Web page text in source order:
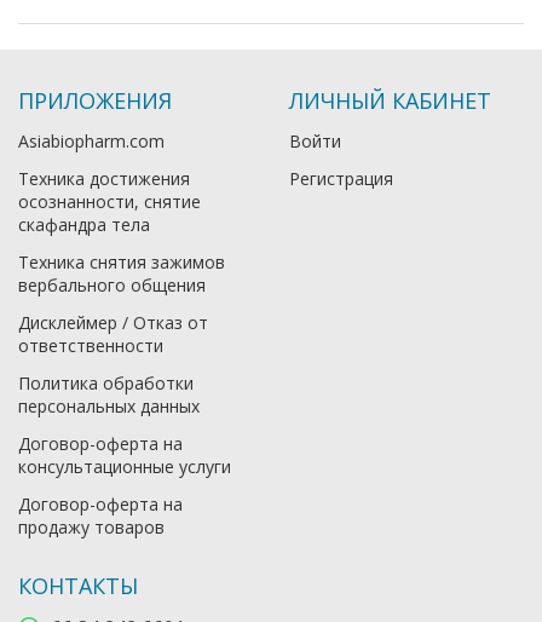
ПРИЛОЖЕНИЯ
Asiabiopharm.com
Техника достижения
осознанности, снятие
скафандра тела
Техника снятия зажимов
вербального общения
Дисклеймер / Отказ от
ответственности
Политика обработки
персональных данных
Договор-оферта на
консультационные услуги
Договор-оферта на
продажу товаров
ЛИЧНЫЙ КАБИНЕТ
Войти
Регистрация
КОНТАКТЫ